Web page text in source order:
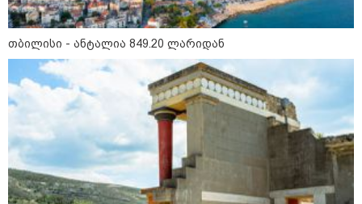
თბილისი - ანტალია 849.20 ლარიდან